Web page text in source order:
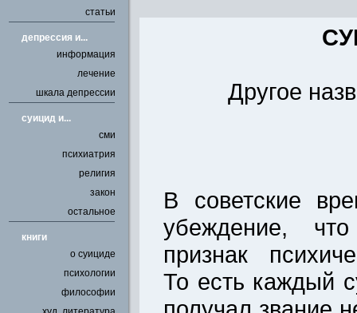
статьи
депрессия и...
информация
лечение
шкала депрессии
cуицид и...
сми
психиатрия
религия
закон
остальное
книги
о суициде
психологии
философии
Другое
В советские
убеждение,
признак
То есть каждый